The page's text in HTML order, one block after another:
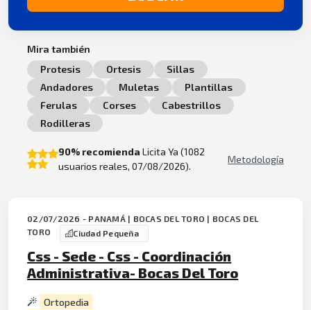
Mira también
Protesis
Ortesis
Sillas
Andadores
Muletas
Plantillas
Ferulas
Corses
Cabestrillos
Rodilleras
90% recomienda Licita Ya (1082
usuarios reales, 07/08/2026).
Metodología
02/07/2026 - PANAMÁ | BOCAS DEL TORO | BOCAS DEL
TORO
Ciudad Pequeña
Css - Sede - Css - Coordinación
Administrativa- Bocas Del Toro
Ortopedia